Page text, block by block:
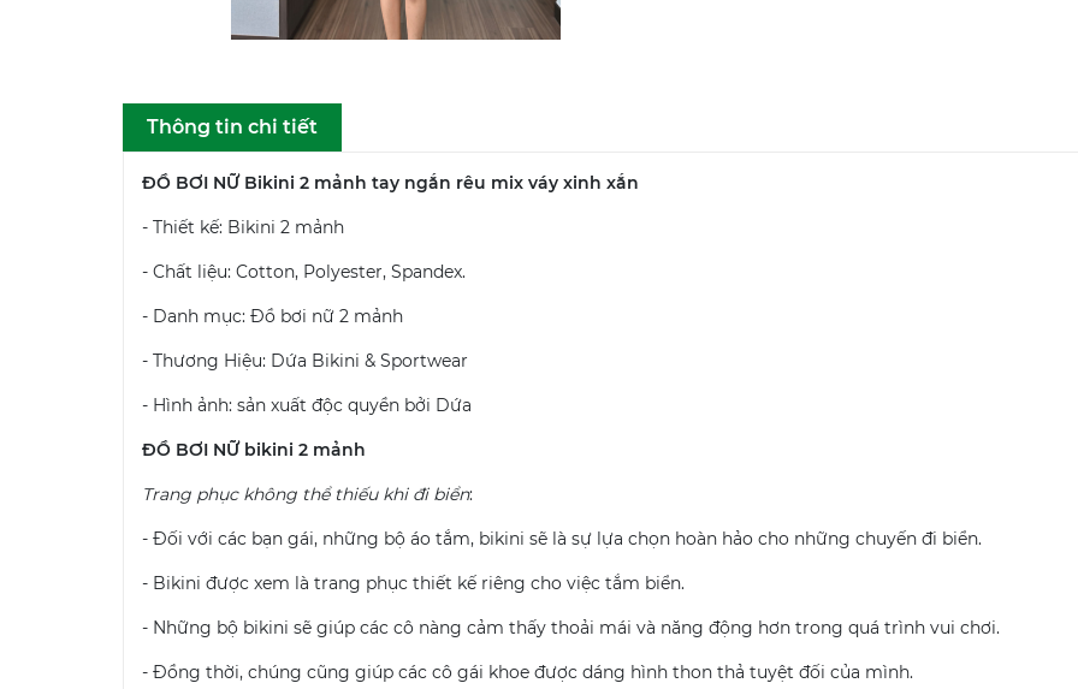
Thông tin chi tiết
ĐỒ BƠI NỮ Bikini 2 mảnh tay ngắn rêu mix váy xinh xắn
- Thiết kế: Bikini 2 mảnh
- Chất liệu: Cotton, Polyester, Spandex.
- Danh mục: Đồ bơi nữ 2 mảnh
- Thương Hiệu: Dứa Bikini & Sportwear
- Hình ảnh: sản xuất độc quyền bởi Dứa
ĐỒ BƠI NỮ bikini 2 mảnh
Trang phục không thể thiếu khi đi biển:
- Đối với các bạn gái, những bộ áo tắm, bikini sẽ là sự lựa chọn hoàn hảo cho những chuyến đi biển.
- Bikini được xem là trang phục thiết kế riêng cho việc tắm biển.
- Những bộ bikini sẽ giúp các cô nàng cảm thấy thoải mái và năng động hơn trong quá trình vui chơi.
- Đồng thời, chúng cũng giúp các cô gái khoe được dáng hình thon thả tuyệt đối của mình.